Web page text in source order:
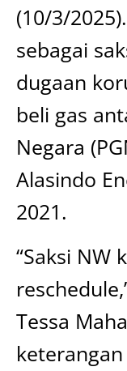
(10/3/
sebagai
dugaan
beli gas
Negara
Alasindo
2021.
“Saksi NW
Tessa